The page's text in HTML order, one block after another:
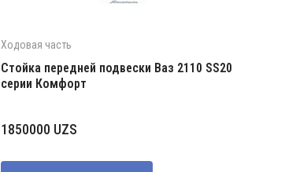
Ходовая часть
Стойка передней подвески Ваз 2110 SS20
серии Комфорт
1850000 UZS